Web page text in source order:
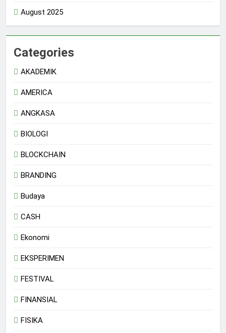
August 2025
Categories
AKADEMIK
AMERICA
ANGKASA
BIOLOGI
BLOCKCHAIN
BRANDING
Budaya
CASH
Ekonomi
EKSPERIMEN
FESTIVAL
FINANSIAL
FISIKA